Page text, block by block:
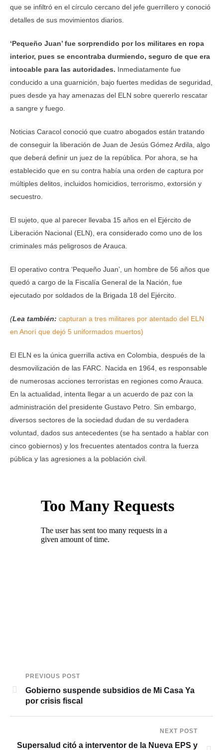
que se infiltró en el círculo cercano del jefe guerrillero y conoció
detalles de sus movimientos diarios.
‘Pequeño Juan’ fue sorprendido por los militares en ropa
interior, pues se encontraba durmiendo, seguro de que era
intocable para las autoridades. Inmediatamente fue
conducido a una guarnición, bajo fuertes medidas de seguridad,
pues desde ya hay amenazas del ELN sobre quererlo rescatar
a sangre y fuego.
Noticias Caracol conoció que cuatro abogados están tratando
de conseguir la liberación de Juan de Jesús Gómez Ardila, algo
que deberá definir un juez de la república. Por ahora, se ha
establecido que en su contra había una orden de captura por
múltiples delitos, incluidos homicidios, terrorismo, extorsión y
secuestro.
El sujeto, que al parecer llevaba 15 años en el Ejército de
Liberación Nacional (ELN), era considerado como uno de los
criminales más peligrosos de Arauca.
El operativo contra ‘Pequeño Juan’, un hombre de 56 años que
quedó a cargo de la Fiscalía General de la Nación, fue
ejecutado por soldados de la Brigada 18 del Ejército.
(Lea también: capturan a tres militares por atentado del ELN
en Anorí que dejó 5 uniformados muertos)
El ELN es la única guerrilla activa en Colombia, después de la
desmovilización de las FARC. Nacida en 1964, es responsable
de numerosas acciones terroristas en regiones como Arauca.
En la actualidad, intenta llegar a un acuerdo de paz con la
administración del presidente Gustavo Petro. Sin embargo,
diversos sectores de la sociedad dudan de su verdadera
voluntad, dados sus antecedentes (se ha sentado a hablar con
cinco gobiernos) y los frecuentes atentados contra la fuerza
pública y las agresiones a la población civil.
PREVIOUS POST
Gobierno suspende subsidios de Mi Casa Ya
por crisis fiscal
NEXT POST
Supersalud citó a interventor de la Nueva EPS y